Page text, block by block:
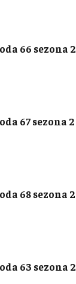
66 sezona 2
67 sezona 2
68 sezona 2
63 sezona 2